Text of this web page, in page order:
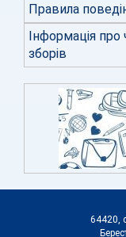
Правила
Інформація про
зборів
64420,